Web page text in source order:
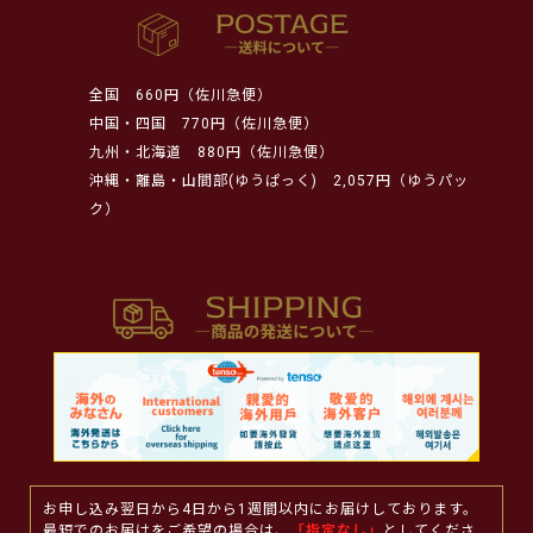
全国
660円（佐川急便）
中国・四国
770円（佐川急便）
九州・北海道
880円（佐川急便）
沖縄・離島・山間部(ゆうぱっく)
2,057円（ゆうパッ
ク）
お申し込み翌日から4日から1週間以内にお届けしております。